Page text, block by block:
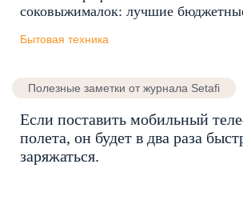
соковыжималок: лучшие
Бытовая техника
Полезные заметки от журнала Setafi